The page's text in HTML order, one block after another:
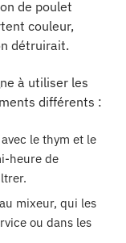
de poulet
couleur,
détruirait.
à utiliser les
différents :
le thym et le
heure de
mixeur, qui les
ou dans les